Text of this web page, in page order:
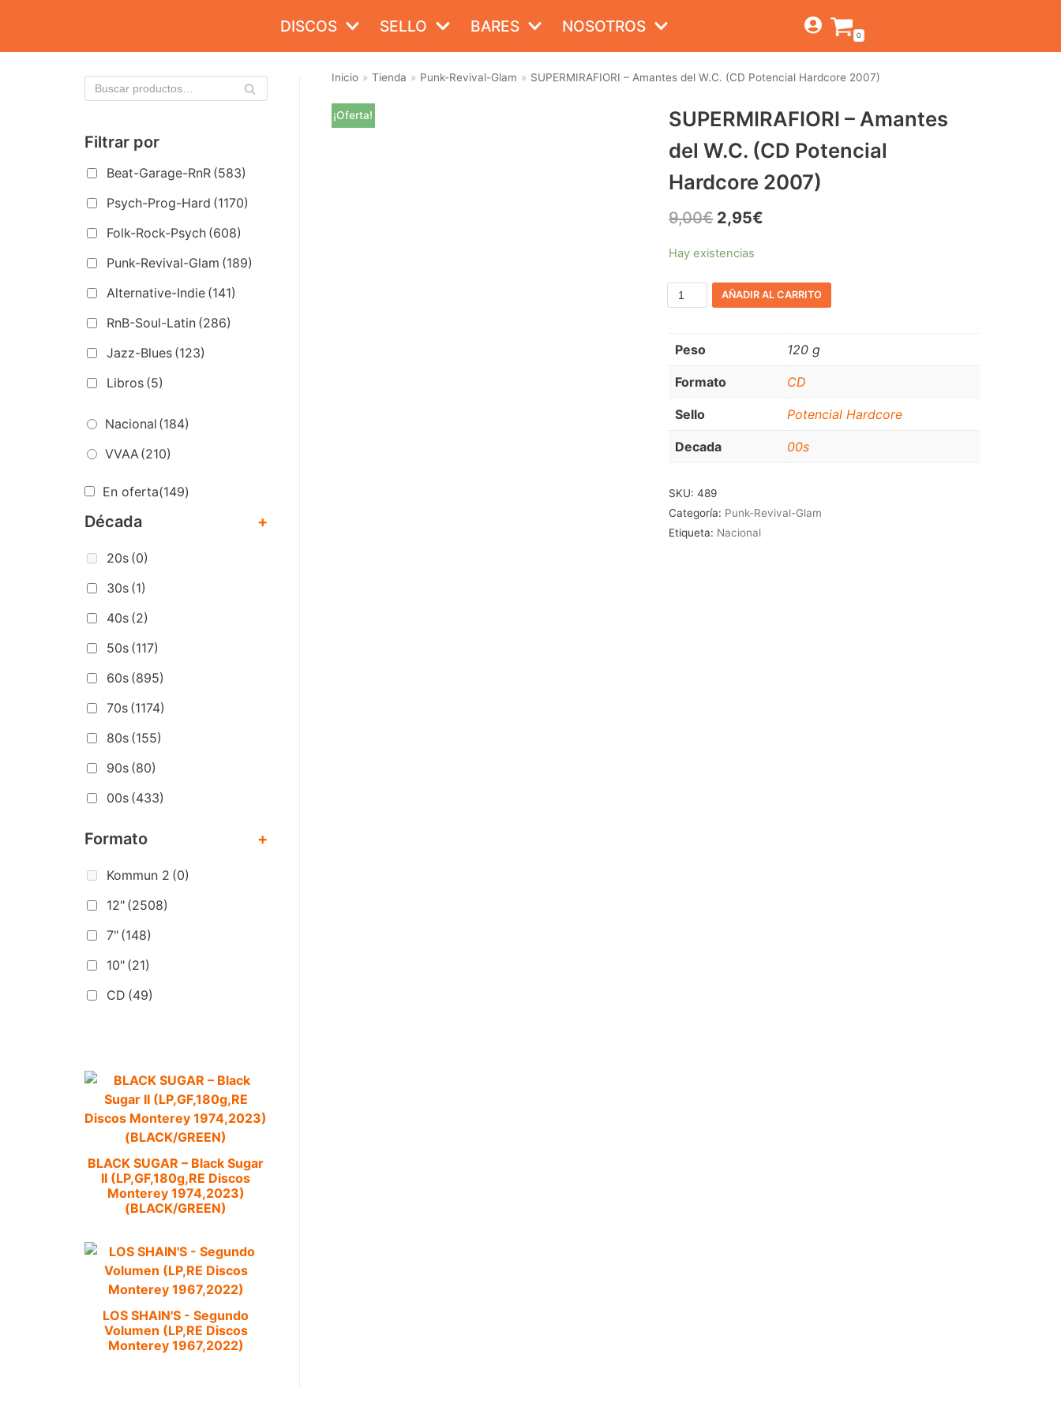
contenido
DISCOS SELLO BARES NOSOTROS 0
ESTILOS
ALTERNATIVE-INDIE
RNB-SOUL-LATIN
JAZZ-BLUES
Filtrar por
Beat-Garage-RnR (583)
Psych-Prog-Hard (1170)
Folk-Rock-Psych (608)
Punk-Revival-Glam (189)
Alternative-Indie (141)
RnB-Soul-Latin (286)
Jazz-Blues (123)
Libros (5)
Nacional (184)
VVAA(210)
En oferta(149)
Década +
20s (0)
30s (1)
40s (2)
50s (117)
60s (895)
70s (1174)
80s (155)
90s (80)
00s (433)
Formato +
Kommun 2 (0)
12" (2508)
7" (148)
10" (21)
CD (49)
BLACK SUGAR – Black Sugar
II (LP,GF,180g,RE Discos
Monterey 1974,2023)
(BLACK/GREEN)
LOS SHAIN'S - Segundo
Volumen (LP,RE Discos
Monterey 1967,2022)
Inicio » Tienda » Punk-Revival-Glam » SUPERMIRAFIORI – Amantes del W.C. (CD Potencial Hardcore 2007)
¡Oferta!
SUPERMIRAFIORI – Amantes
del W.C. (CD Potencial
Hardcore 2007)
9,00€ 2,95€
Hay existencias
AÑADIR AL CARRITO
Peso 120 g
Formato CD
Sello Potencial Hardcore
Decada 00s
SKU:489
Categoría: Punk-Revival-Glam
Etiqueta: Nacional